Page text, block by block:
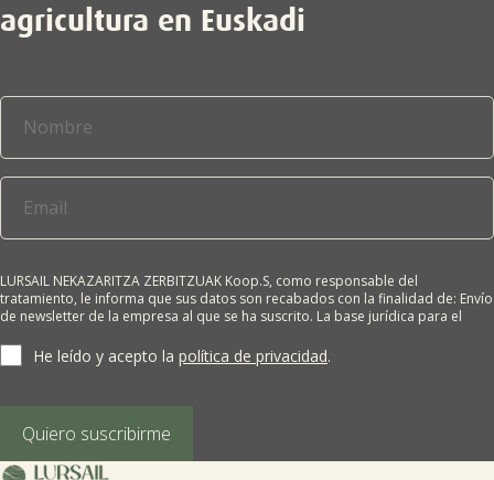
agricultura en Euskadi
LURSAIL NEKAZARITZA ZERBITZUAK Koop.S, como responsable del
tratamiento, le informa que sus datos son recabados con la finalidad de: Envío
de newsletter de la empresa al que se ha suscrito. La base jurídica para el
terceros salvo obligación legal. Cualquier persona tiene derecho a solicitar el
acceso, rectificación, supresión, limitación del tratamiento, oposición o
lursail@lursailkoop.eus. Puede obtener información adicional en nuestra
página web.
He leído y acepto la política de privacidad.
Quiero suscribirme